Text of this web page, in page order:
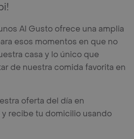
Al Gusto ofrece una amplia
esos momentos en que no
casa y lo único que
de nuestra comida favorita en
oferta del día en
y recibe tu domicilio usando